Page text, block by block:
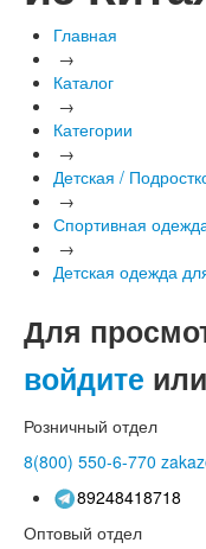
Главная
→
Каталог
→
Категории
→
Детская /
→
Спортивная
→
Детская одежда
Для
войдите или
Розничный отдел
8(800) 550-6-770
89248418718
Оптовый отдел